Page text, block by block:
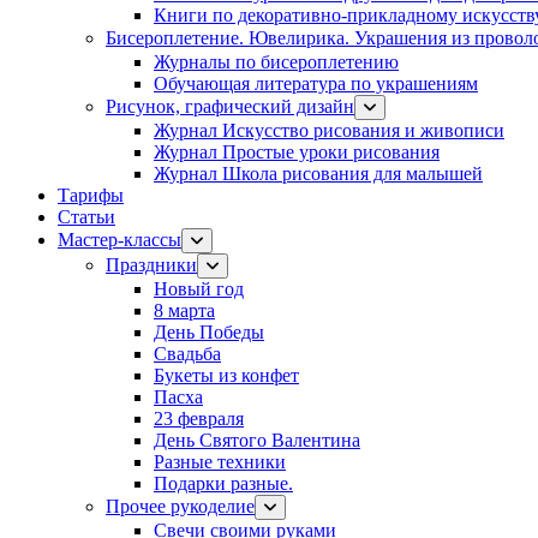
Книги по декоративно-прикладному
Бисероплетение. Ювелирика. Украшения из
Журналы по бисероплетению
Обучающая литература по украшениям
Рисунок, графический дизайн
Журнал Искусство рисования и живописи
Журнал Простые уроки рисования
Журнал Школа рисования для малышей
Тарифы
Статьи
Мастер-классы
Праздники
Новый год
8 марта
День Победы
Свадьба
Букеты из конфет
Пасха
23 февраля
День Святого Валентина
Разные техники
Подарки разные.
Прочее рукоделие
Свечи своими руками